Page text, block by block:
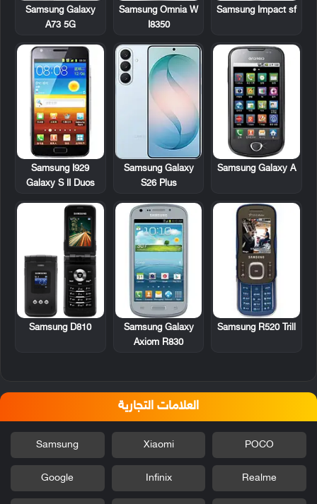
Samsung Impact sf
Samsung Omnia W
I8350
Samsung Galaxy
A73 5G
Samsung Galaxy A
Samsung Galaxy
S26 Plus
Samsung I929
Galaxy S II Duos
Samsung R520 Trill
Samsung Galaxy
Axiom R830
Samsung D810
العلامات التجارية
POCO
Xiaomi
Samsung
Realme
Infinix
Google